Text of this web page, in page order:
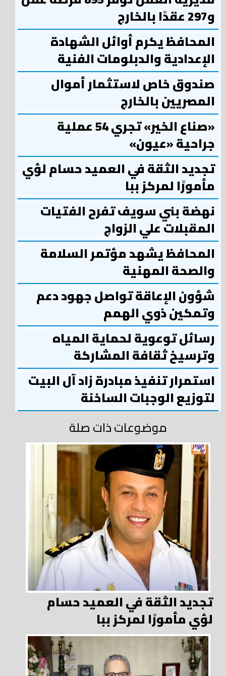
و297 عقدًا بالخارج
المحافظ يكرم أوائل الشهادة
الإعدادية والدبلومات الفنية
صندوق خاص لاستثمار أموال
المصريين بالخارج
«صناع الخير» تجري 54 عملية
جراحية «عيون»
تجديد الثقة في العميد حسام لؤي
مأمورًا لمركز ببا
نهضة بني سويف تفرح الفتيات
المقبلات علي الزواج
المحافظ يشهد مؤتمر السلامة
والصحة المهنية
شؤون الإعاقة تواصل جهود دعم
وتمكين ذوي الهمم
رسائل توعوية لحماية المياه
وترسيخ ثقافة المشاركة
استمرار تنفيذ مبادرة زاد آل البيت
لتوزيع الوجبات الساخنة
موضوعات ذات صلة
تجديد الثقة في العميد حسام
لؤي مأمورًا لمركز ببا